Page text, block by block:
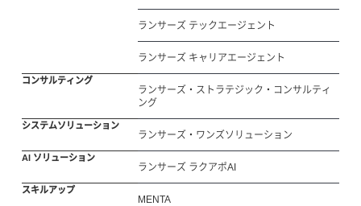
ランサーズ テックエージェント
ランサーズ キャリアエージェント
コンサルティング
ランサーズ・ストラテジック・コンサルティ
ング
システムソリューション
ランサーズ・ワンズソリューション
AI ソリューション
ランサーズ ラクアポAI
スキルアップ
MENTA